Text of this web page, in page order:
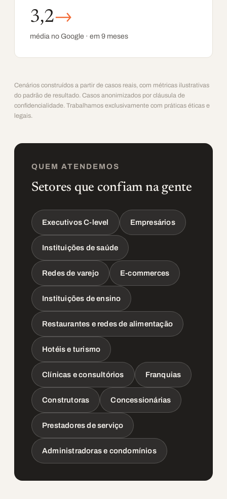
3,2→
média no Google · em 9 meses
Cenários construídos a partir de casos reais, com métricas ilustrativas
do padrão de resultado. Casos anonimizados por cláusula de
confidencialidade. Trabalhamos exclusivamente com práticas éticas e
legais.
QUEM ATENDEMOS
Setores que confiam na gente
Executivos C-level Empresários
Instituições de saúde
Redes de varejo E-commerces
Instituições de ensino
Restaurantes e redes de alimentação
Hotéis e turismo
Clínicas e consultórios Franquias
Construtoras Concessionárias
Prestadores de serviço
Administradoras e condomínios